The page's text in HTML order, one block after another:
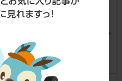
ン 貼り付けプッシュスイ
/ 3223
さん
0